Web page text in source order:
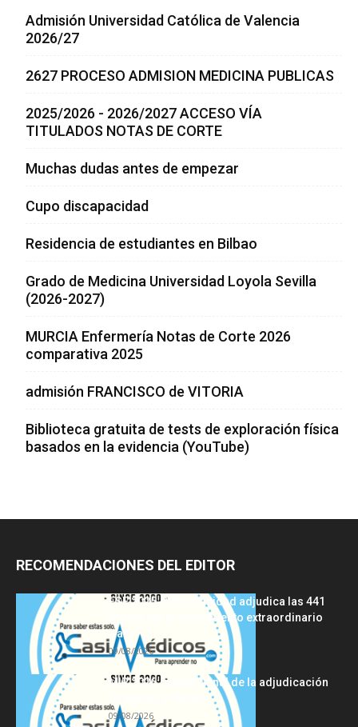
Admisión Universidad Católica de Valencia
2026/27
2627 PROCESO ADMISION MEDICINA PUBLICAS
2025/2026 - 2026/2027 ACCESO VÍA
TITULADOS NOTAS DE CORTE
Muchas dudas antes de empezar
Cupo discapacidad
Residencia de estudiantes en Bilbao
Grado de Medicina Universidad Loyola Sevilla
(2026-2027)
MURCIA Enfermería Notas de Corte 2026
comparativa 2025
admisión FRANCISCO de VITORIA
Biblioteca gratuita de tests de exploración física
basados en la evidencia (YouTube)
RECOMENDACIONES DEL EDITOR
FSE 2025-2026: Sanidad adjudica las 441
plazas del procedimiento extraordinario
tras...
09/08/2026
MIR 2026: análisis final de la adjudicación
de plazas y claves...
09/08/2026